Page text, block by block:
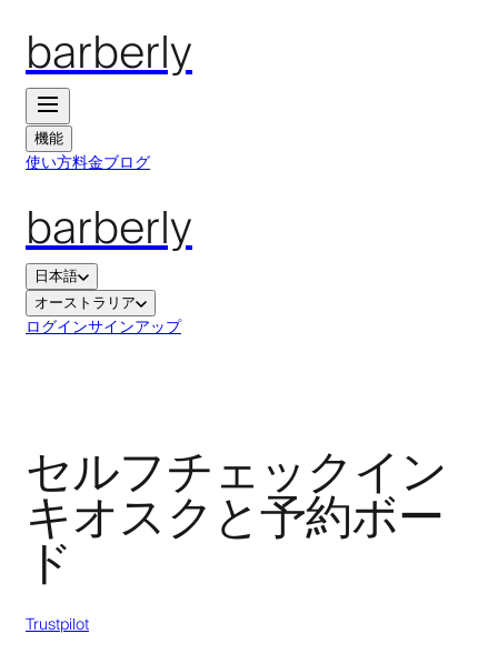
barberly
機能
使い方料金ブログ
barberly
日本語
オーストラリア
ログインサインアップ
セルフチェックイン
キオスクと予約ボー
ド
Trustpilot